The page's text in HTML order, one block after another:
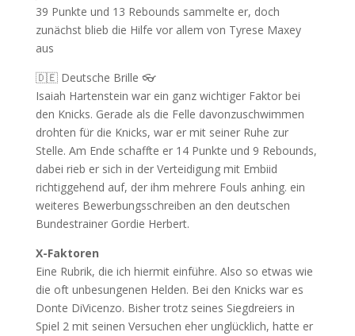
39 Punkte und 13 Rebounds sammelte er, doch
zunächst blieb die Hilfe vor allem von Tyrese Maxey
aus
🇩🇪 Deutsche Brille 👓
Isaiah Hartenstein war ein ganz wichtiger Faktor bei
den Knicks. Gerade als die Felle davonzuschwimmen
drohten für die Knicks, war er mit seiner Ruhe zur
Stelle. Am Ende schaffte er 14 Punkte und 9 Rebounds,
dabei rieb er sich in der Verteidigung mit Embiid
richtiggehend auf, der ihm mehrere Fouls anhing. ein
weiteres Bewerbungsschreiben an den deutschen
Bundestrainer Gordie Herbert.
X-Faktoren
Eine Rubrik, die ich hiermit einführe. Also so etwas wie
die oft unbesungenen Helden. Bei den Knicks war es
Donte DiVicenzo. Bisher trotz seines Siegdreiers in
Spiel 2 mit seinen Versuchen eher unglücklich, hatte er